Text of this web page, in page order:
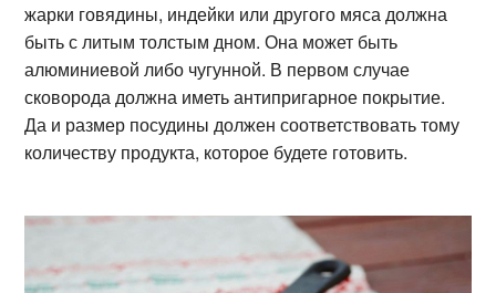
жарки говядины, индейки или другого мяса должна
быть с литым толстым дном. Она может быть
алюминиевой либо чугунной. В первом случае
сковорода должна иметь антипригарное покрытие.
Да и размер посудины должен соответствовать тому
количеству продукта, которое будете готовить.